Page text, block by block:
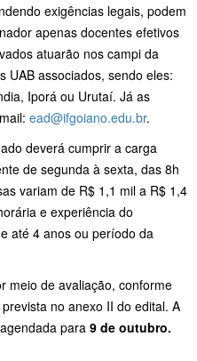
exigências legais, podem
apenas docentes efetivos
atuarão nos campi da
UAB associados, sendo eles:
Iporá ou Urutaí. Já as
ead@ifgoiano.edu.br.
deverá cumprir a carga
de segunda à sexta, das 8h
variam de R$ 1,1 mil a R$ 1,4
e experiência do
até 4 anos ou período da
meio de avaliação, conforme
no anexo II do edital. A
para 9 de outubro.